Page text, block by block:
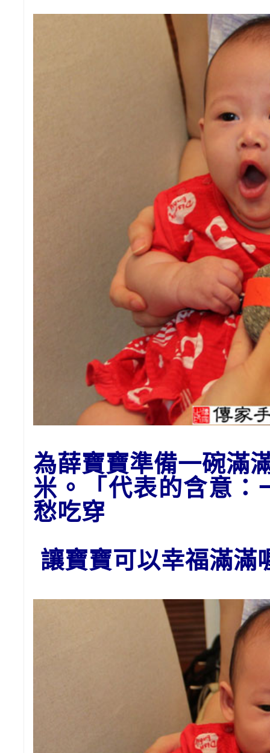
為薛寶寶準備一碗滿
米。「代表的含意：
愁吃穿
讓寶寶可以幸福滿滿